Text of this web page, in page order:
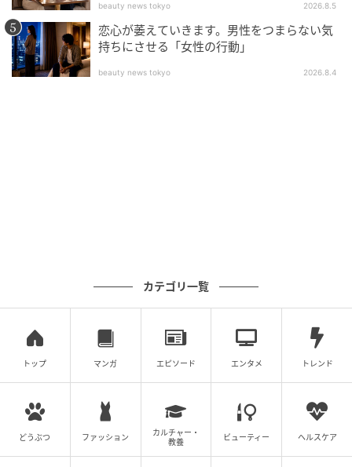
期末試験を終えたジェピル（演者ホ・ナムジュン）
が、友人マ・サンチョル（演者イ・ウォンジョン）の
説得でしぶしぶ参加した4対4の合コン。その場に、夜
間学校に通うヨンレとジョンヒも偶然席を埋める形で
4. 名曲で彩られたアナログの感性
ドラマの没入感を一層高めたのは、1980年代の名曲た
ちであった。
心を映すように流れたのは、カーペンターズの「Close
to You」（1970）をペク・イェリンがシンプルなアコ
ースティックバージョンでリメイクした曲。初恋のと
beauty news tokyo 2026.8.5
恋心が萎えていきます。男性をつまらない気
持ちにさせる「女性の行動」
beauty news tokyo 2026.8.4
カテゴリ一覧
トップ マンガ エピソード エンタメ トレンド
どうぶつ ファッション
カルチャー・
教養
ビューティー ヘルスケア